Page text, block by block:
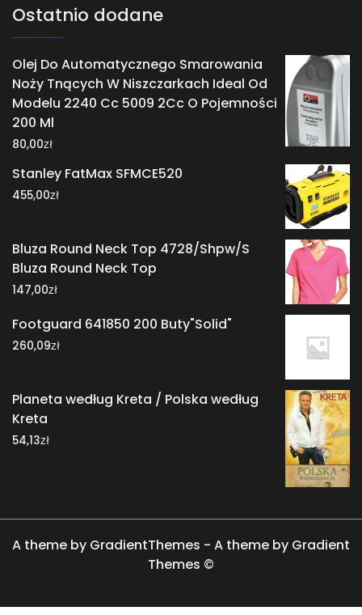
Ostatnio dodane
Olej Do Automatycznego Smarowania
Noży Tnących W Niszczarkach Ideal Od
Modelu 2240 Cc 5009 2Cc O Pojemności
200 Ml
80,00zł
Stanley FatMax SFMCE520
455,00zł
Bluza Round Neck Top 4728/Shpw/S
Bluza Round Neck Top
147,00zł
Footguard 641850 200 Buty"Solid"
260,09zł
Planeta według Kreta / Polska według
Kreta
54,13zł
A theme by GradientThemes - A theme by Gradient
Themes ©